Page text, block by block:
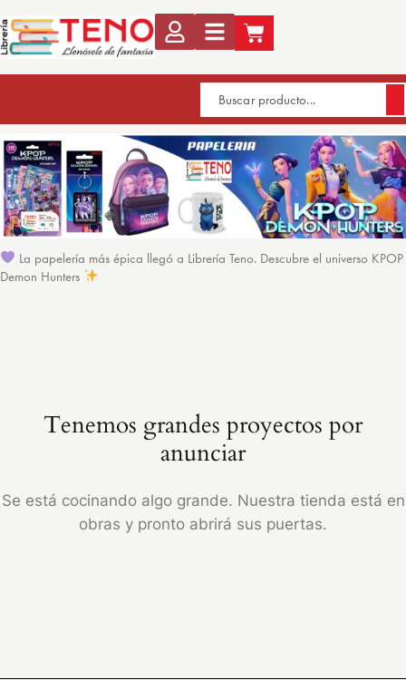
La papelería más épica llegó a Librería Teno. Descubre el universo KPOP
Demon Hunters
Tenemos grandes proyectos por
anunciar
Se está cocinando algo grande. Nuestra tienda está en
obras y pronto abrirá sus puertas.